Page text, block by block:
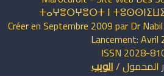
ⵜⴰⵖⴻⵔⵖⴻⵔⵜ ⵏ
Créer en Septembre 2009 par Dr
Lancement: Avril
ISSN 2028-
المحمول/الويب